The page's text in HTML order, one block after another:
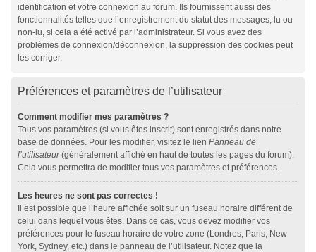
identification et votre connexion au forum. Ils fournissent aussi des
fonctionnalités telles que l’enregistrement du statut des messages, lu ou
non-lu, si cela a été activé par l’administrateur. Si vous avez des
problèmes de connexion/déconnexion, la suppression des cookies peut
les corriger.
Préférences et paramètres de l’utilisateur
Comment modifier mes paramètres ?
Tous vos paramètres (si vous êtes inscrit) sont enregistrés dans notre
base de données. Pour les modifier, visitez le lien Panneau de
l’utilisateur(généralement affiché en haut de toutes les pages du forum).
Cela vous permettra de modifier tous vos paramètres et préférences.
Les heures ne sont pas correctes !
Il est possible que l’heure affichée soit sur un fuseau horaire différent de
celui dans lequel vous êtes. Dans ce cas, vous devez modifier vos
préférences pour le fuseau horaire de votre zone (Londres, Paris, New
York, Sydney, etc.) dans le panneau de l’utilisateur. Notez que la